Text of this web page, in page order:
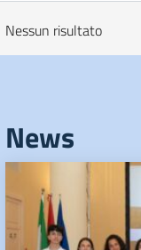
Nessun risultato
News